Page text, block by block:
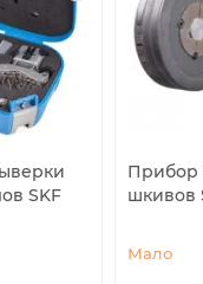
движения
SKF
Прибор
шкивов
Мало